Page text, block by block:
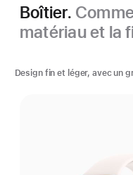
Boîtier.
matériau et la
Design fin et léger, avec un